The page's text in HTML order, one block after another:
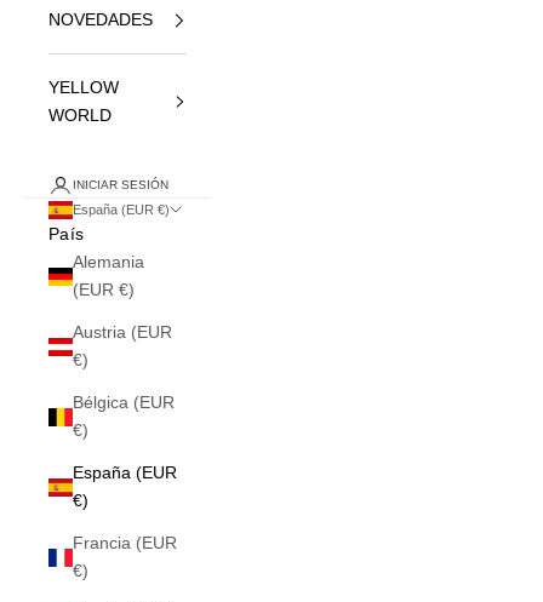
NOVEDADES
YELLOW
WORLD
INICIAR SESIÓN
España (EUR €)
País
Alemania
(EUR €)
Austria (EUR
€)
Bélgica (EUR
€)
España (EUR
€)
Francia (EUR
€)